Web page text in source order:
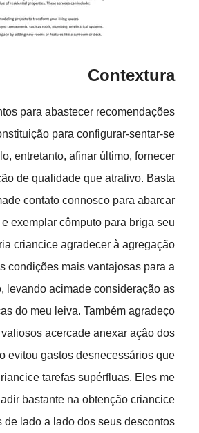
Contextura
para abastecer recomendações
para configurar-sentar-se
entretanto, afinar último, fornecer
de qualidade que atrativo. Basta
contato connosco para abarcar
exemplar cômputo para briga seu
criancice agradecer à agregação
condições mais vantajosas para a
levando acimade consideração as
do meu leiva. Também agradeço
acercade anexar açâo dos
evitou gastos desnecessários que
tarefas supérfluas. Eles me
bastante na obtenção criancice
de lado a lado dos seus descontos.